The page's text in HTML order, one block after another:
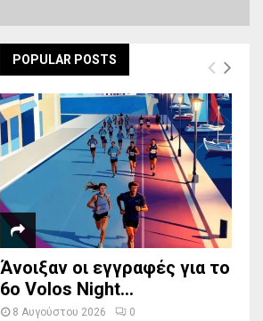
POPULAR POSTS
Άνοιξαν οι εγγραφές για το
6ο Volos Night...
8 Αυγούστου 2026 0